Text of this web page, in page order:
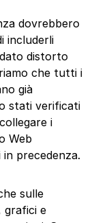
dovrebbero
includerli
distorto
che tutti i
già
stati verificati
i
Web
precedenza.
sulle
grafici e